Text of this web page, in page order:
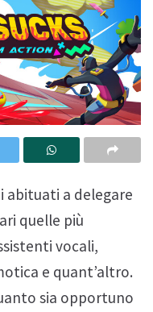
abituati a delegare
quelle più
vocali,
e quant’altro.
sia opportuno